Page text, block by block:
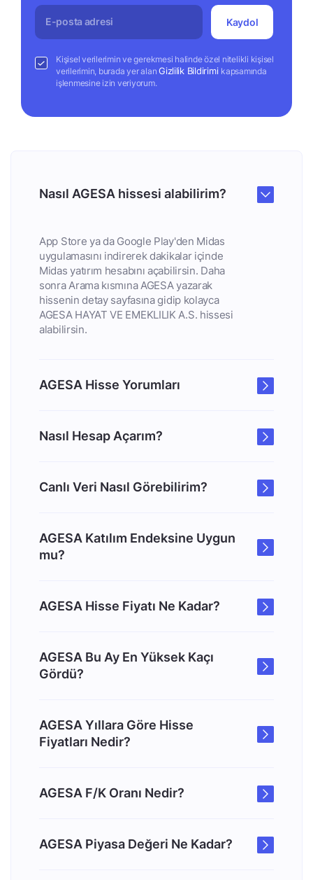
Kaydol
Kişisel verilerimin ve gerekmesi halinde özel nitelikli kişisel
verilerimin, burada yer alanGizlilik Bildirimi kapsamında
işlenmesine izin veriyorum.
Nasıl AGESA hissesi alabilirim?
App Store ya da Google Play'den Midas
uygulamasını indirerek dakikalar içinde
Midas yatırım hesabını açabilirsin. Daha
sonra Arama kısmına AGESA yazarak
hissenin detay sayfasına gidip kolayca
AGESA HAYAT VE EMEKLILIK A.S. hissesi
alabilirsin.
AGESA Hisse Yorumları
Nasıl Hesap Açarım?
Canlı Veri Nasıl Görebilirim?
AGESA Katılım Endeksine Uygun
mu?
AGESA Hisse Fiyatı Ne Kadar?
AGESA Bu Ay En Yüksek Kaçı
Gördü?
AGESA Yıllara Göre Hisse
Fiyatları Nedir?
AGESA F/K Oranı Nedir?
AGESA Piyasa Değeri Ne Kadar?